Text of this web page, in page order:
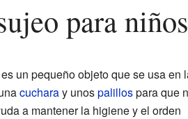
para niños
un pequeño objeto que se usa en
cucharay unospalillospara que
a mantener la higiene y el orden